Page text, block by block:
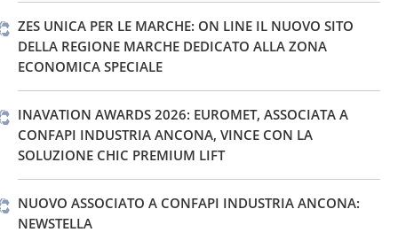
ZES UNICA PER LE MARCHE: ON LINE IL NUOVO SITO
DELLA REGIONE MARCHE DEDICATO ALLA ZONA
ECONOMICA SPECIALE
INAVATION AWARDS 2026: EUROMET, ASSOCIATA A
CONFAPI INDUSTRIA ANCONA, VINCE CON LA
SOLUZIONE CHIC PREMIUM LIFT
NUOVO ASSOCIATO A CONFAPI INDUSTRIA ANCONA:
NEWSTELLA